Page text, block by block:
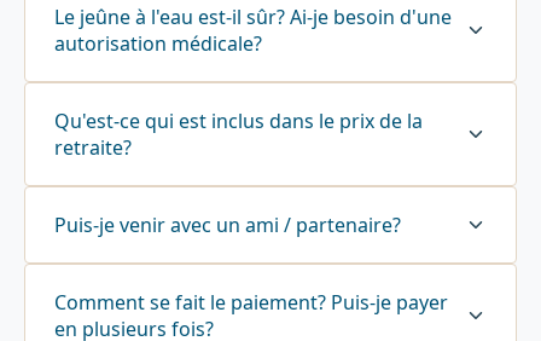
Le jeûne à l'eau est-il sûr? Ai-je besoin d'une
autorisation médicale?
Qu'est-ce qui est inclus dans le prix de la
retraite?
Puis-je venir avec un ami / partenaire?
Comment se fait le paiement? Puis-je payer
en plusieurs fois?